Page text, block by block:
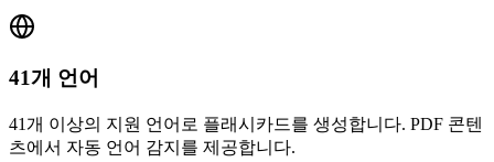
41개 언어
41개 이상의 지원 언어로 플래시카드를 생성합니다. PDF 콘텐
츠에서 자동 언어 감지를 제공합니다.